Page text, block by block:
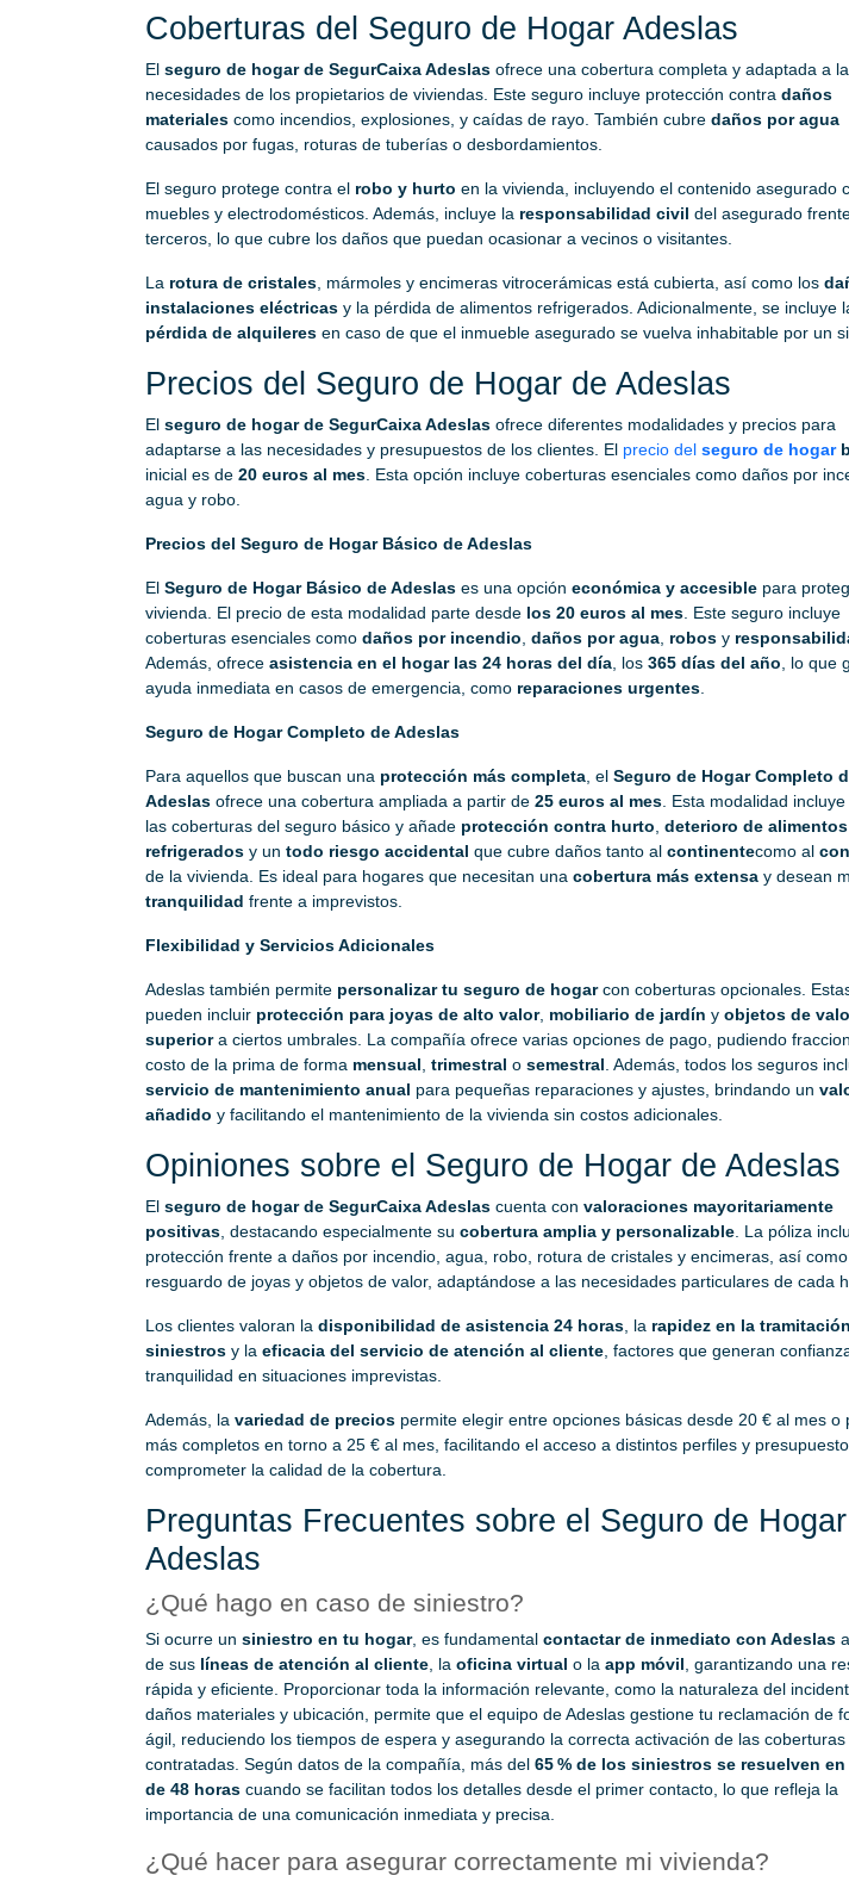
Coberturas del Seguro de Hogar Adeslas
El seguro de hogar de SegurCaixa Adeslas ofrece una cobertura completa y adaptada a
necesidades de los propietarios de viviendas. Este seguro incluye protección contra daños
materiales como incendios, explosiones, y caídas de rayo. También cubre daños por agua
causados por fugas, roturas de tuberías o desbordamientos.
El seguro protege contra el robo y hurto en la vivienda, incluyendo el contenido asegurado
muebles y electrodomésticos. Además, incluye la responsabilidad civil del asegurado
terceros, lo que cubre los daños que puedan ocasionar a vecinos o visitantes.
La rotura de cristales , mármoles y encimeras vitrocerámicas está cubierta, así como los
instalaciones eléctricas y la pérdida de alimentos refrigerados. Adicionalmente, se incluye
pérdida de alquileres en caso de que el inmueble asegurado se vuelva inhabitable por un
Precios del Seguro de Hogar de Adeslas
El seguro de hogar de SegurCaixa Adeslas ofrece diferentes modalidades y precios para
adaptarse a las necesidades y presupuestos de los clientes. El precio del seguro de hogar
inicial es de 20 euros al mes . Esta opción incluye coberturas esenciales como daños por
agua y robo.
Precios del Seguro de Hogar Básico de Adeslas
El Seguro de Hogar Básico de Adeslas es una opción económica y accesible para
vivienda. El precio de esta modalidad parte desde los 20 euros al mes . Este seguro incluye
coberturas esenciales como daños por incendio daños por agua robos y
Además, ofrece asistencia en el hogar las 24 horas del día , los 365 días del año , lo que
ayuda inmediata en casos de emergencia, como reparaciones urgentes
Seguro de Hogar Completo de Adeslas
Para aquellos que buscan una protección más completa , el Seguro de Hogar Completo
Adeslas ofrece una cobertura ampliada a partir de 25 euros al mes . Esta modalidad
las coberturas del seguro básico y añade protección contra hurto deterioro de alimentos
refrigerados y un todo riesgo accidental que cubre daños tanto al continentecomo al
de la vivienda. Es ideal para hogares que necesitan una cobertura más extensa y desean
tranquilidad frente a imprevistos.
Flexibilidad y Servicios Adicionales
Adeslas también permite personalizar tu seguro de hogarcon coberturas opcionales.
pueden incluir protección para joyas de alto valor, mobiliario de jardín y objetos de
superiora ciertos umbrales. La compañía ofrece varias opciones de pago, pudiendo
costo de la prima de forma mensual trimestral o semestral . Además, todos los seguros
servicio de mantenimiento anual para pequeñas reparaciones y ajustes, brindando un
añadido y facilitando el mantenimiento de la vivienda sin costos adicionales.
Opiniones sobre el Seguro de Hogar de Adeslas
El seguro de hogar de SegurCaixa Adeslas cuenta con valoraciones mayoritariamente
positivas , destacando especialmente su cobertura amplia y personalizable . La póliza
protección frente a daños por incendio, agua, robo, rotura de cristales y encimeras, así como
resguardo de joyas y objetos de valor, adaptándose a las necesidades particulares de cada
Los clientes valoran la disponibilidad de asistencia 24 horas , la rapidez en la
siniestros y la eficacia del servicio de atención al cliente , factores que generan
tranquilidad en situaciones imprevistas.
Además, la variedad de precios permite elegir entre opciones básicas desde 20 € al mes o
más completos en torno a 25 € al mes, facilitando el acceso a distintos perfiles y
comprometer la calidad de la cobertura.
Preguntas Frecuentes sobre el Seguro de Hogar
Adeslas
¿Qué hago en caso de siniestro?
Si ocurre un siniestro en tu hogar, es fundamental contactar de inmediato con Adeslas
de sus líneas de atención al cliente , la oficina virtual o la app móvil , garantizando una
rápida y eficiente. Proporcionar toda la información relevante, como la naturaleza del
daños materiales y ubicación, permite que el equipo de Adeslas gestione tu reclamación de
ágil, reduciendo los tiempos de espera y asegurando la correcta activación de las coberturas
contratadas. Según datos de la compañía, más del 65 % de los siniestros se resuelven
de 48 horas cuando se facilitan todos los detalles desde el primer contacto, lo que refleja la
importancia de una comunicación inmediata y precisa.
¿Qué hacer para asegurar correctamente mi vivienda?